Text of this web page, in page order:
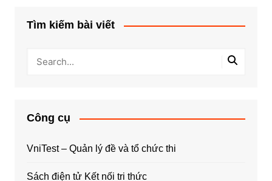
Tìm kiếm bài viết
Công cụ
VniTest – Quản lý đề và tổ chức thi
Sách điện tử Kết nối tri thức